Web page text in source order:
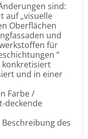
sind:
„visuelle
Oberflächen
und
für
“
und in einer
Farbe /
deckende
des